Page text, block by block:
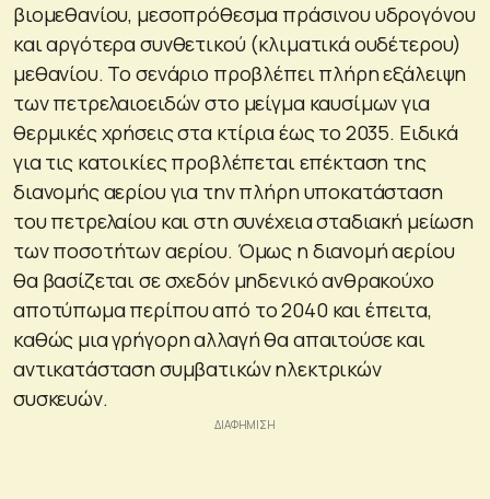
βιομεθανίου, μεσοπρόθεσμα πράσινου υδρογόνου
και αργότερα συνθετικού (κλιματικά ουδέτερου)
μεθανίου. Το σενάριο προβλέπει πλήρη εξάλειψη
των πετρελαιοειδών στο μείγμα καυσίμων για
θερμικές χρήσεις στα κτίρια έως το 2035. Ειδικά
για τις κατοικίες προβλέπεται επέκταση της
διανομής αερίου για την πλήρη υποκατάσταση
του πετρελαίου και στη συνέχεια σταδιακή μείωση
των ποσοτήτων αερίου. Όμως η διανομή αερίου
θα βασίζεται σε σχεδόν μηδενικό ανθρακούχο
αποτύπωμα περίπου από το 2040 και έπειτα,
καθώς μια γρήγορη αλλαγή θα απαιτούσε και
αντικατάσταση συμβατικών ηλεκτρικών
συσκευών.